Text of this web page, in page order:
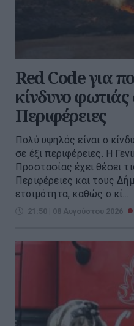
Red Code για
κίνδυνο φωτιάς
Περιφέρειες
Πολύ υψηλός είναι ο
σε έξι περιφέρειες. H
Προστασίας έχει θέσει
Περιφέρειες και τους
ετοιμότητα, καθώς ο κί...
21:50 | 08 Αυγούστου 2026